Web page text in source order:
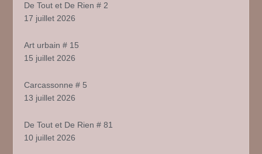
De Tout et De Rien # 2
17 juillet 2026
Art urbain # 15
15 juillet 2026
Carcassonne # 5
13 juillet 2026
De Tout et De Rien # 81
10 juillet 2026